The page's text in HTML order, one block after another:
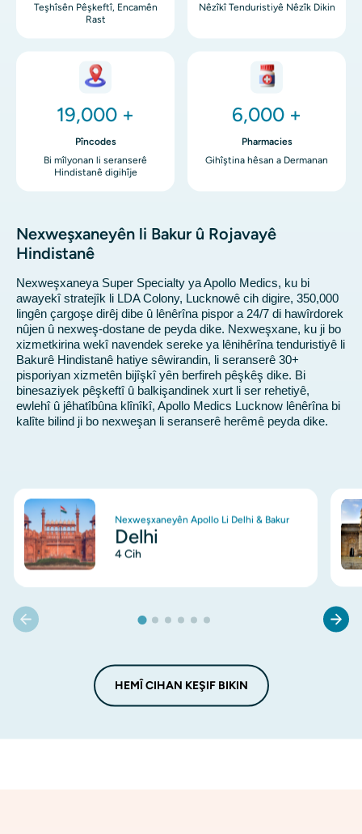
Teşhîsên Pêşkeftî, Encamên
Rast
Nêzîkî Tenduristiyê Nêzîk Dikin
Wêne
19,000 +
Pîncodes
Bi mîlyonan li seranserê
Hindistanê digihîje
Wêne
6,000 +
Pharmacies
Gihîştina hêsan a Dermanan
Nexweşxaneyên li Bakur û Rojavayê
Hindistanê
Nexweşxaneya Super Specialty ya Apollo Medics, ku bi
awayekî stratejîk li LDA Colony, Lucknowê cih digire, 350,000
lingên çargoşe dirêj dibe û lênêrîna pispor a 24/7 di hawîrdorek
nûjen û nexweş-dostane de peyda dike. Nexweşxane, ku ji bo
xizmetkirina wekî navendek sereke ya lênihêrîna tenduristiyê li
Bakurê Hindistanê hatiye sêwirandin, li seranserê 30+
pisporiyan xizmetên bijîşkî yên berfireh pêşkêş dike. Bi
binesaziyek pêşkeftî û balkişandinek xurt li ser rehetiyê,
ewlehî û jêhatîbûna klînîkî, Apollo Medics Lucknow lênêrîna bi
kalîte bilind ji bo nexweşan li seranserê herêmê peyda dike.
Wêne
Nexweşxaneyên Apollo Li Delhi & Bakur
Delhi
4 Cih
HEMÎ CIHAN KEŞIF BIKIN